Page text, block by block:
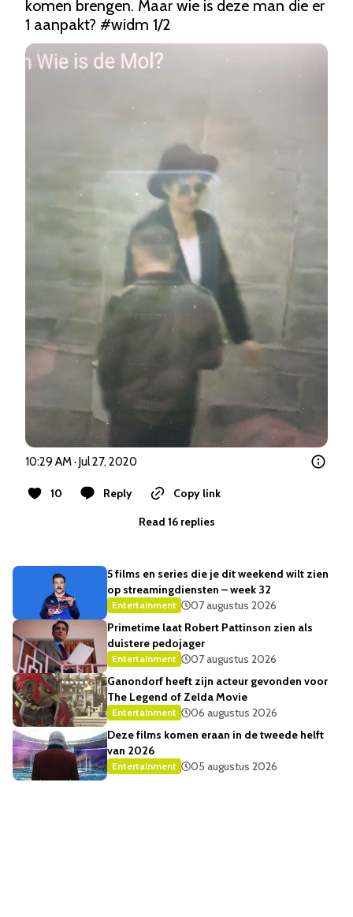
komen brengen. Maar wie is deze man die er
1 aanpakt? #widm 1/2
10:29 AM · Jul 27, 2020
10 Reply
Copy link
Read 16 replies
5 films en series die je dit weekend wilt zien
op streamingdiensten – week 32
Entertainment
07 augustus 2026
Primetime laat Robert Pattinson zien als
duistere pedojager
Entertainment
07 augustus 2026
Ganondorf heeft zijn acteur gevonden voor
The Legend of Zelda Movie
Entertainment
06 augustus 2026
Deze films komen eraan in de tweede helft
van 2026
Entertainment 05 augustus 2026